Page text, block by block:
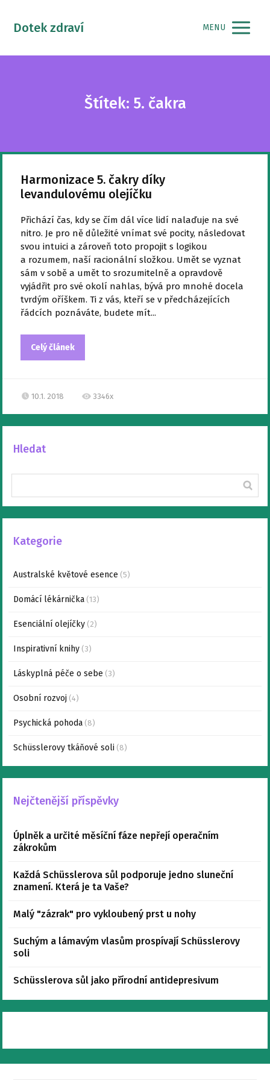
Dotek zdraví MENU
Štítek: 5. čakra
Harmonizace 5. čakry díky
levandulovému olejíčku
Přichází čas, kdy se čím dál více lidí nalaďuje na své
nitro. Je pro ně důležité vnímat své pocity, následovat
svou intuici a zároveň toto propojit s logikou
a rozumem, naší racionální složkou. Umět se vyznat
sám v sobě a umět to srozumitelně a opravdově
vyjádřit pro své okolí nahlas, bývá pro mnohé docela
tvrdým oříškem. Ti z vás, kteří se v předcházejících
řádcích poznáváte, budete mít...
Celý článek
10.1. 2018 3346x
Hledat
Kategorie
Australské květové esence (5)
Domácí lékárnička (13)
Esenciální olejíčky (2)
Inspirativní knihy (3)
Láskyplná péče o sebe (3)
Osobní rozvoj (4)
Psychická pohoda (8)
Schüsslerovy tkáňové soli (8)
Nejčtenější příspěvky
Úplněk a určité měsíční fáze nepřejí operačním
zákrokům
Každá Schüsslerova sůl podporuje jedno sluneční
znamení. Která je ta Vaše?
Malý "zázrak" pro vykloubený prst u nohy
Suchým a lámavým vlasům prospívají Schüsslerovy
soli
Schüsslerova sůl jako přírodní antidepresivum